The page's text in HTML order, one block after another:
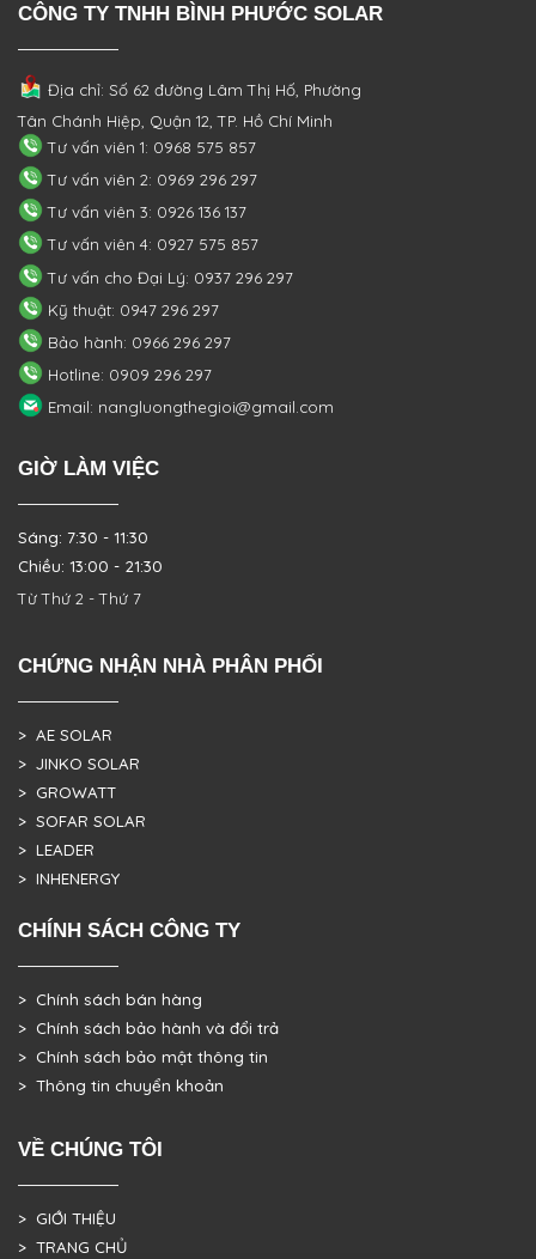
CÔNG TY TNHH BÌNH PHƯỚC SOLAR
Địa chỉ: Số 62 đường Lâm Thị Hố, Phường
Tân Chánh Hiệp, Quận 12, TP. Hồ Chí Minh
Tư vấn viên 1: 0968 575 857
Tư vấn viên 2: 0969 296 297
Tư vấn viên 3: 0926 136 137
Tư vấn viên 4: 0927 575 857
Tư vấn cho Đại Lý: 0937 296 297
Kỹ thuật: 0947 296 297
Bảo hành: 0966 296 297
Hotline: 0909 296 297
Email: nangluongthegioi@gmail.com
GIỜ LÀM VIỆC
Sáng: 7:30 - 11:30
Chiều: 13:00 - 21:30
Từ Thứ 2 - Thứ 7
CHỨNG NHẬN NHÀ PHÂN PHỐI
> AE SOLAR
> JINKO SOLAR
> GROWATT
> SOFAR SOLAR
> LEADER
> INHENERGY
CHÍNH SÁCH CÔNG TY
> Chính sách bán hàng
> Chính sách bảo hành và đổi trả
> Chính sách bảo mật thông tin
> Thông tin chuyển khoản
VỀ CHÚNG TÔI
> GIỚI THIỆU
> TRANG CHỦ